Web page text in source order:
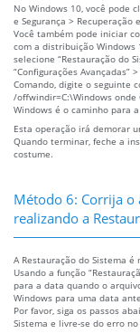
No Windows 10, você pode
e Segurança >
Você também pode iniciar
com a distribuição
selecione “Restauração do
“Configurações Avançadas”
Comando, digite o seguinte
/offwindir=C:\Windows
Windows é o caminho para
Esta operação irá demorar
Quando terminar, feche a
costume.
Método 6: Corrija
realizando a
A Restauração do Sistema
Usando a função
para a data quando o
Windows para uma data
Por favor, siga os passos
Sistema e livre-se do erro